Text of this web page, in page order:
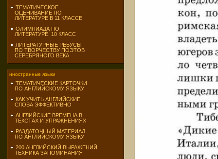
ТЕМАТИЧЕСКОЕ
ОЦЕНИВАНИЕ ПО
ЛИТЕРАТУРЕ В 11 КЛАССЕ
ОЛИМПИАДА ПО
ЛИТЕРАТУРЕ. 10 КЛАСС
ЛИТЕРАТУРНЫЕ РЕБУСЫ
ПО ТВОРЧЕСТВУ ПОЭТОВ
СЕРЕБРЯНОГО ВЕКА
иностранные языки
ТЕМАТИЧЕСКИЕ КАРТОЧКИ
ПО АНГЛИЙСКОМУ ЯЗЫКУ
КАК УЧИТЬ АНГЛИЙСКИЕ
СЛОВА ЭФФЕКТИВНО
АНГЛИЙСКИЕ ВРЕМЕНА В
ТЕКСТАХ И УПРАЖНЕНИЯХ
РАЗДАТОЧНЫЙ МАТЕРИАЛ
ПО АНГЛИЙСКОМУ ЯЗЫКУ
200 АНГЛИЙСКИЙ ВЫРАЖЕНИЙ.
ТЕХНИКА ЗАПОМИНАНИЯ